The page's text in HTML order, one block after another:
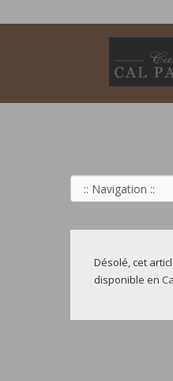
Désolé, cet
disponible en